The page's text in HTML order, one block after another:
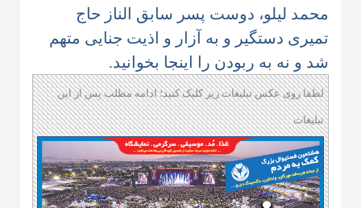
محمد لیلو، دوست پسر سابق الناز حاج
تمیری دستگیر و به آزار و اذیت جنایی متهم
شد و نه به ربودن را اینجا بخوانید.
لطفا روی عکس تبلیغات زیر کلیک کنید؛ ادامه مطلب پس از این
تبلیغات